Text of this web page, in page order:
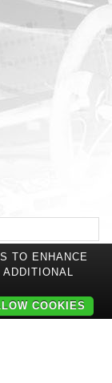
TO ENHANCE
COOKIES